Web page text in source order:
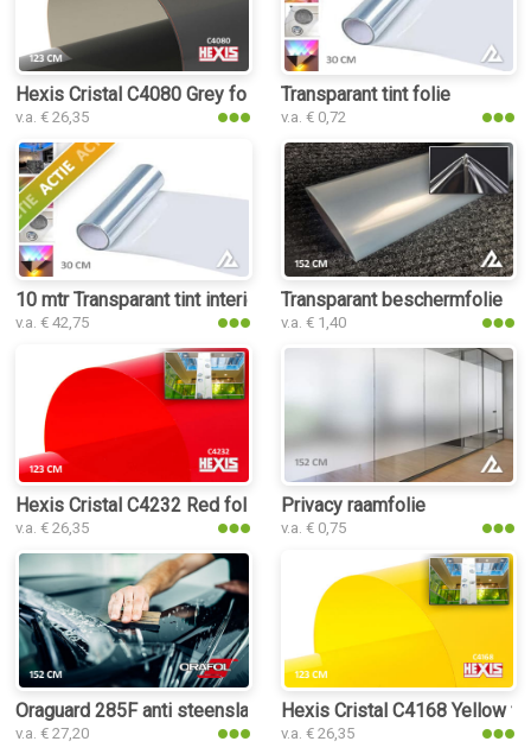
Hexis Cristal C4080 Grey folie
v.a. € 26,35
Transparant tint folie
v.a. € 0,72
10 mtr Transparant tint interieurfolie
v.a. € 42,75
Transparant beschermfolie
v.a. € 1,40
Hexis Cristal C4232 Red folie
v.a. € 26,35
Privacy raamfolie
v.a. € 0,75
Oraguard 285F anti steenslag PPF folie
v.a. € 27,20
Hexis Cristal C4168 Yellow
v.a. € 26,35